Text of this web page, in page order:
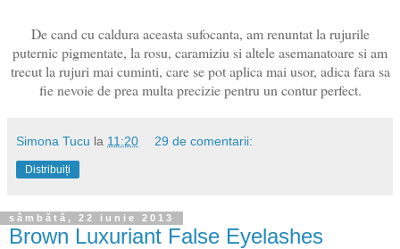
De cand cu caldura aceasta sufocanta, am renuntat la rujurile
puternic pigmentate, la rosu, caramiziu si altele asemanatoare si am
trecut la rujuri mai cuminti, care se pot aplica mai usor, adica fara sa
fie nevoie de prea multa precizie pentru un contur perfect.
Simona Tucu la 11:20 29 de comentarii:
Distribuiți
sâmbătă, 22 iunie 2013
Brown Luxuriant False Eyelashes